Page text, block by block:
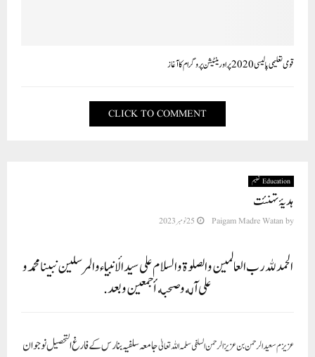
قومی تعلیمی پالیسی 2020 پر اورینٹیشن پروگرام کا آغاز
CLICK TO COMMENT
Education تعلیم
ہدیۂ تہنئت
by
Paigam Madre Watan 25 نومبر 2023
الحمد لله رب العالمين والصلوة والسلام على سيد الأنبياء والمرسلين نبينا محمد و
على آله و صحبه أجمعين و بعد.
عزیزم سعید الرحمن بن عزیز الرحمن السلفی سلمہ اللہ تعالیٰجامعہ سلفیہ بنارس کے فارغ التحصیل نوجوان